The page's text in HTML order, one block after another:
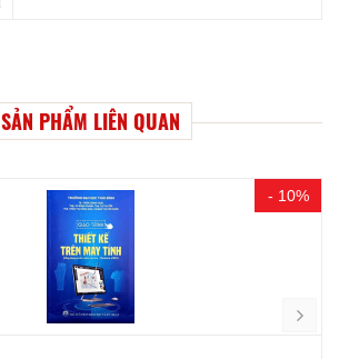
SẢN PHẨM LIÊN QUAN
- 10%